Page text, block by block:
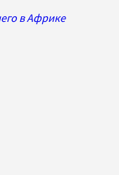
в Африке